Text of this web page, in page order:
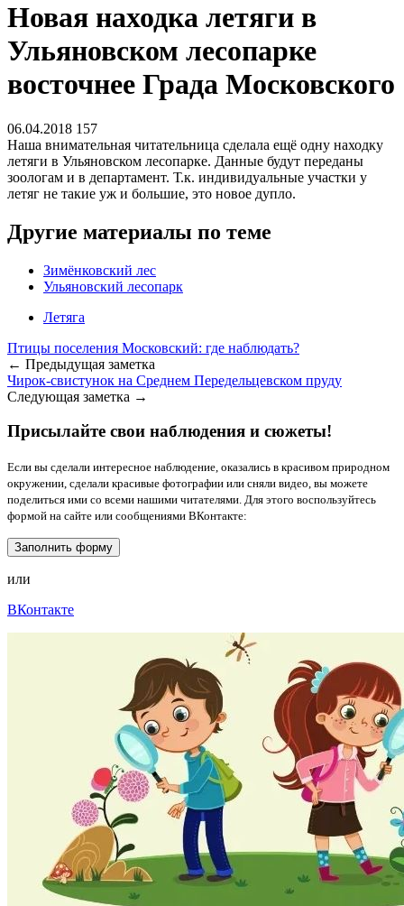
Новая находка летяги в
Ульяновском лесопарке
восточнее Града Московского
06.04.2018 157
Наша внимательная читательница сделала ещё одну находку
летяги в Ульяновском лесопарке. Данные будут переданы
зоологам и в департамент. Т.к. индивидуальные участки у
летяг не такие уж и большие, это новое дупло.
Другие материалы по теме
Зимёнковский лес
Ульяновский лесопарк
Летяга
Птицы поселения Московский: где наблюдать?
← Предыдущая заметка
Чирок-свистунок на Среднем Передельцевском пруду
Следующая заметка →
Присылайте свои наблюдения и сюжеты!
Если вы сделали интересное наблюдение, оказались в красивом природном
окружении, сделали красивые фотографии или сняли видео, вы можете
поделиться ими со всеми нашими читателями. Для этого воспользуйтесь
формой на сайте или сообщениями ВКонтакте:
Заполнить форму
или
ВКонтакте